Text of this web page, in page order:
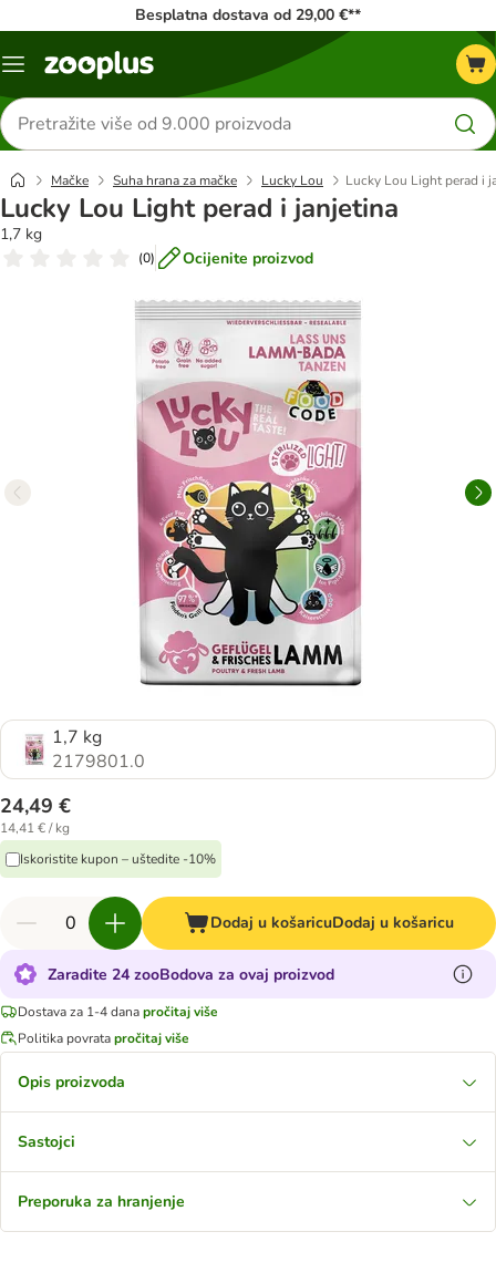
Besplatna dostava od 29,00 €**
Izbornik
Traži
proizvode
Mačke Suha hrana za mačke Lucky Lou Lucky Lou Light perad i
Lucky Lou Light perad i janjetina
1,7 kg
(0) Ocijenite proizvod
1,7 kg
2179801.0
24,49 €
14,41 € / kg
Iskoristite kupon – uštedite -10%
Dodaj u košaricuDodaj u košaricu
Zaradite 24 zooBodova za ovaj proizvod
Dostava za 1-4 danapročitaj više
Politika povratapročitaj više
Opis proizvoda
Sastojci
Preporuka za hranjenje